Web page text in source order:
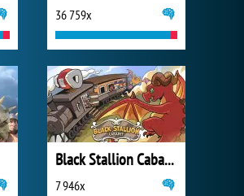
36 759x
Black Stallion Cabaret
7 946x